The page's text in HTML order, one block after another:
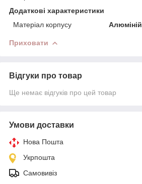
Додаткові характеристики
Матеріал корпусу
Алюміній
Приховати
Відгуки про товар
Ще немає відгуків про цей товар
Умови доставки
Нова Пошта
Укрпошта
Самовивіз